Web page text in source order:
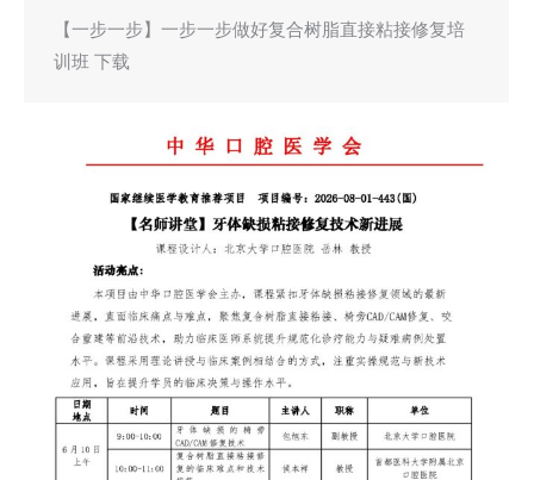
【一步一步】一步一步做好复合树脂直接粘接修复培
训班 下载